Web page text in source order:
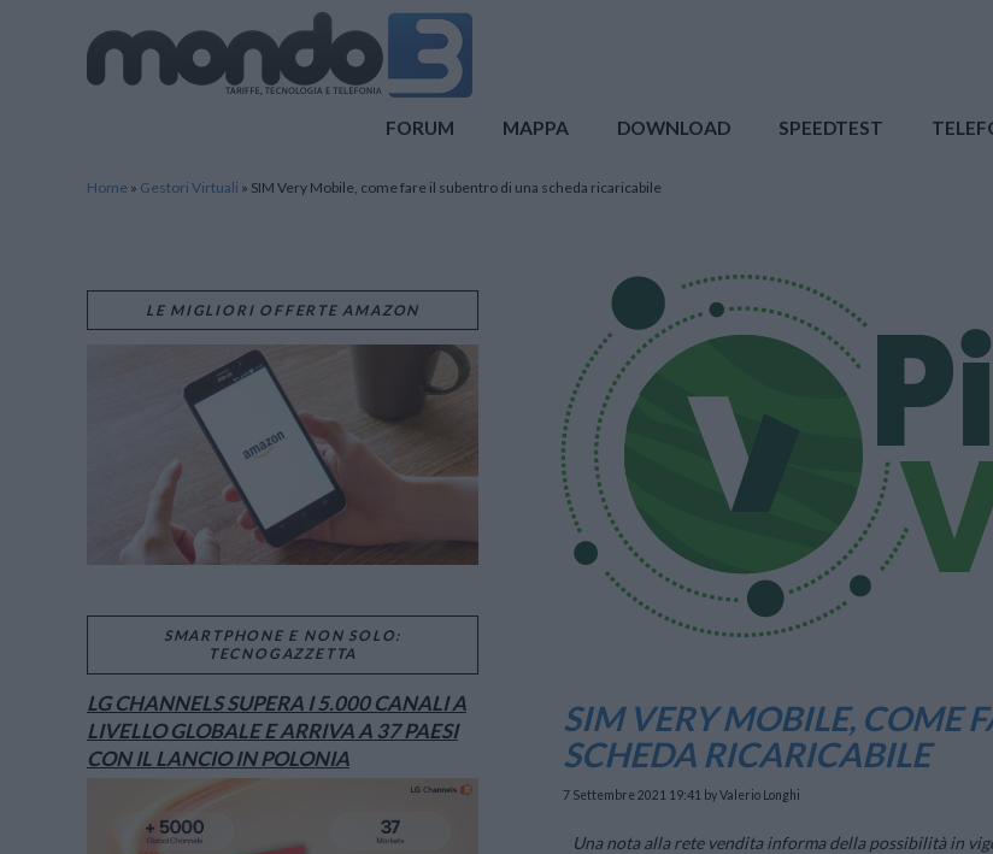
FORUM MAPPA DOWNLOAD SPEEDTEST
Home » Gestori Virtuali » SIM Very Mobile, come fare il subentro di una scheda ricaricabile
SIM VERY MOBILE, COME
SCHEDA RICARICABILE
7 Settembre 2021 19:41 by Valerio Longhi
Una nota alla rete vendita informa della possibilità in
LE MIGLIORI OFFERTE AMAZON
SMARTPHONE E NON SOLO:
TECNOGAZZETTA
LG CHANNELS SUPERA I 5.000 CANALI A
LIVELLO GLOBALE E ARRIVA A 37 PAESI
CON IL LANCIO IN POLONIA